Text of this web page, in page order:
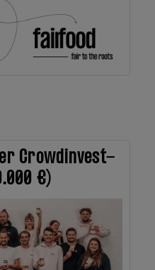
Crowdinvest-
€)